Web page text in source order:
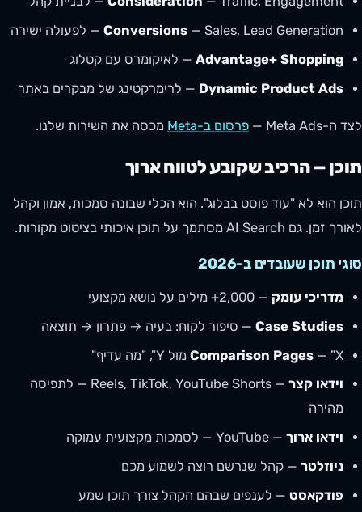
Conversions— Sales, Lead Generation — לפעולה ישירה
Advantage+ Shopping — לאיקומרס עם קטלוג
Dynamic Product Ads — לרימרקטינג של מבקרים באתר
לצד ה-Meta Ads — פרסום ב-Meta מכסה את השירות שלנו.
תוכן — הרכיב שקובע לטווח ארוך
תוכן הוא לא "עוד פוסט בבלוג". הוא הכלי שבונה סמכות, אמון וקהל
לאורך זמן. גם AI Search מסתמך על תוכן איכותי בציטוט מקורות.
סוגי תוכן שעובדים ב-2026
מדריכי עומק — 2,000+ מילים על נושא מקצועי
Case Studies — סיפור לקוח: בעיה → פתרון → תוצאה
Comparison Pages— "X מול Y", "מה עדיף"
וידאו קצר
— Reels, TikTok, YouTube Shorts — לתפיסה
מהירה
וידאו ארוך — YouTube — לסמכות מקצועית עמוקה
ניוזלטר — קהל שנרשם רוצה לשמוע מכם
פודקאסט — לענפים שבהם הקהל צורך תוכן שמע